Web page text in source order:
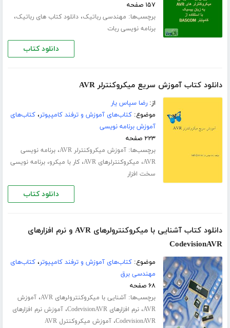
۱۵۷ صفحه
برچسب‌ها: مهندسی رباتیک،دانلود کتاب های رباتیک،
برنامه نویسی ربات
دانلود کتاب
دانلود کتاب آموزش سریع میکروکنترلر AVR
از:رضا سپاس یار
موضوع:کتاب‌های آموزش و ترفند کامپیوتر،کتاب‌های
آموزش برنامه نویسی
۲۲۳ صفحه
برچسب‌ها:آموزش میکروکنترلر AVR ،برنامه نویسی
AVR، میکروکنترلرهای AVR ،کار با میکرو،برنامه نویسی
سخت افزار
دانلود کتاب
دانلود کتاب آشنایی با میکروکنترولرهای AVR و نرم افزارهای
CodevisionAVR
موضوع:کتاب‌های آموزش و ترفند کامپیوتر،کتاب‌های
مهندسی برق
۶۸ صفحه
برچسب‌ها:آشنایی با میکروکنترولرهای AVR ،آموزش
AVR،نرم افزارهای CodevisionAVR ،آموزش نرم افزارهای
CodevisionAVR،آموزش میکروکنترل AVR